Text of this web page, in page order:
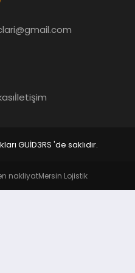
İletişim
GUİD3RS 'de saklıdır.
nakliyatMersin Lojistik